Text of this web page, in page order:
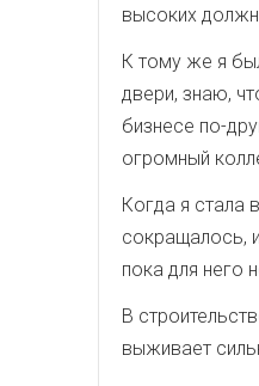
высоких
К тому же я
двери, знаю,
бизнесе по-
огромный
Когда я стала
сокращалось,
пока для него
В
выживает